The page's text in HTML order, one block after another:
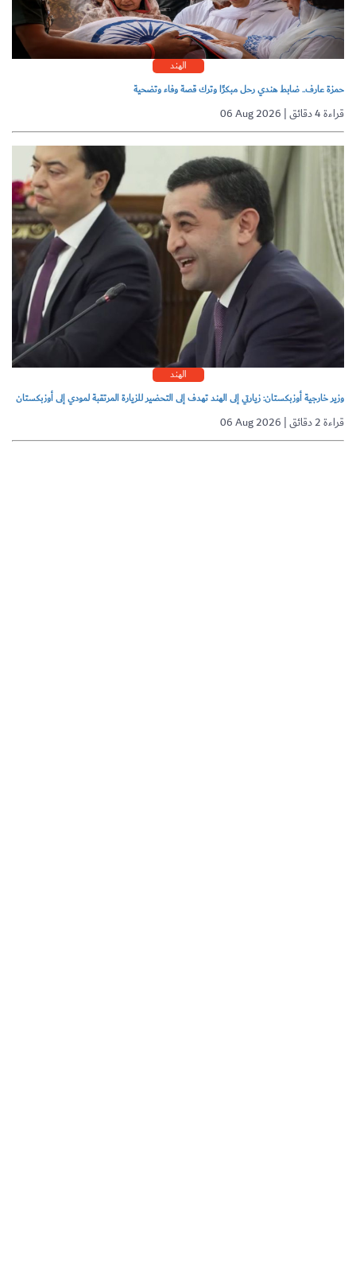
الهند
حمزة عارف.. ضابط هندي رحل مبكرًا وترك قصة وفاء وتضحية
06 Aug 2026 | قراءة 4 دقائق
الهند
وزير خارجية أوزبكستان: زيارتي إلى الهند تهدف إلى التحضير للزيارة المرتقبة لمودي إلى أوزبكستان
06 Aug 2026 | قراءة 2 دقائق